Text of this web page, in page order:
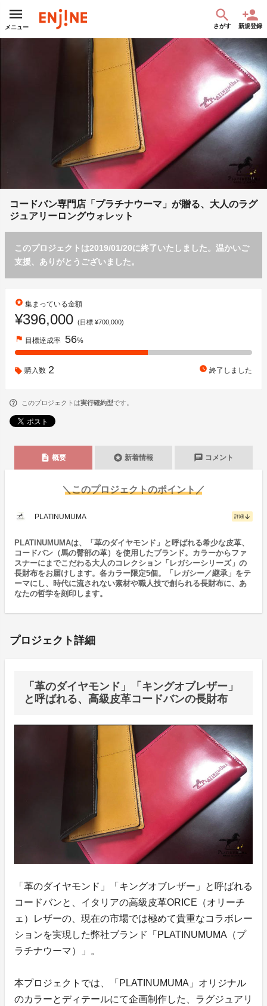
メニュー さがす 新規登録
コードバン専門店「プラチナウーマ」が贈る、大人のラグ
ジュアリーロングウォレット
このプロジェクトは2019/01/20に終了いたしました。温かいご
支援、ありがとうございました。
stars 集まっている金額
¥396,000 (目標 ¥700,000)
flag 目標達成率 56%
購入数 2 watch_later 終了しました
このプロジェクトは実行確約型です。
description 概要 stars 新着情報 chat コメント
＼このプロジェクトのポイント／
PLATINUMUMA 詳細 arrow_downward
PLATINUMUMAは、「革のダイヤモンド」と呼ばれる希少な皮革、
コードバン（馬の臀部の革）を使用したブランド。カラーからファ
スナーにまでこだわる大人のコレクション「レガシーシリーズ」の
長財布をお届けします。各カラー限定5個。「レガシー／継承」をテ
ーマにし、時代に流されない素材や職人技で創られる長財布に、あ
なたの哲学を刻印します。
プロジェクト詳細
「革のダイヤモンド」「キングオブレザー」
と呼ばれる、高級皮革コードバンの長財布
「革のダイヤモンド」「キングオブレザー」と呼ばれる
コードバンと、イタリアの高級皮革ORICE（オリーチ
ェ）レザーの、現在の市場では極めて貴重なコラボレー
ションを実現した弊社ブランド「PLATINUMUMA（プ
ラチナウーマ）」。
本プロジェクトでは、「PLATINUMUMA」オリジナル
のカラーとディテールにて企画制作した、ラグジュアリ